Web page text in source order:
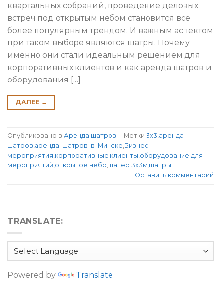
TRANSLATE:
Powered by Translate
квартальных собраний, проведение деловых
встреч под открытым небом становится все
более популярным трендом. И важным аспектом
при таком выборе являются шатры. Почему
именно они стали идеальным решением для
корпоративных клиентов и как аренда шатров и
оборудования […]
ДАЛЕЕ →
Опубликовано в Аренда шатров Метки 3х3 аренда
шатров аренда_шатров_в_Минске Бизнес-
мероприятия корпоративные клиенты оборудование для
мероприятий открытое небо шатер 3х3м шатры
Оставить комментарий